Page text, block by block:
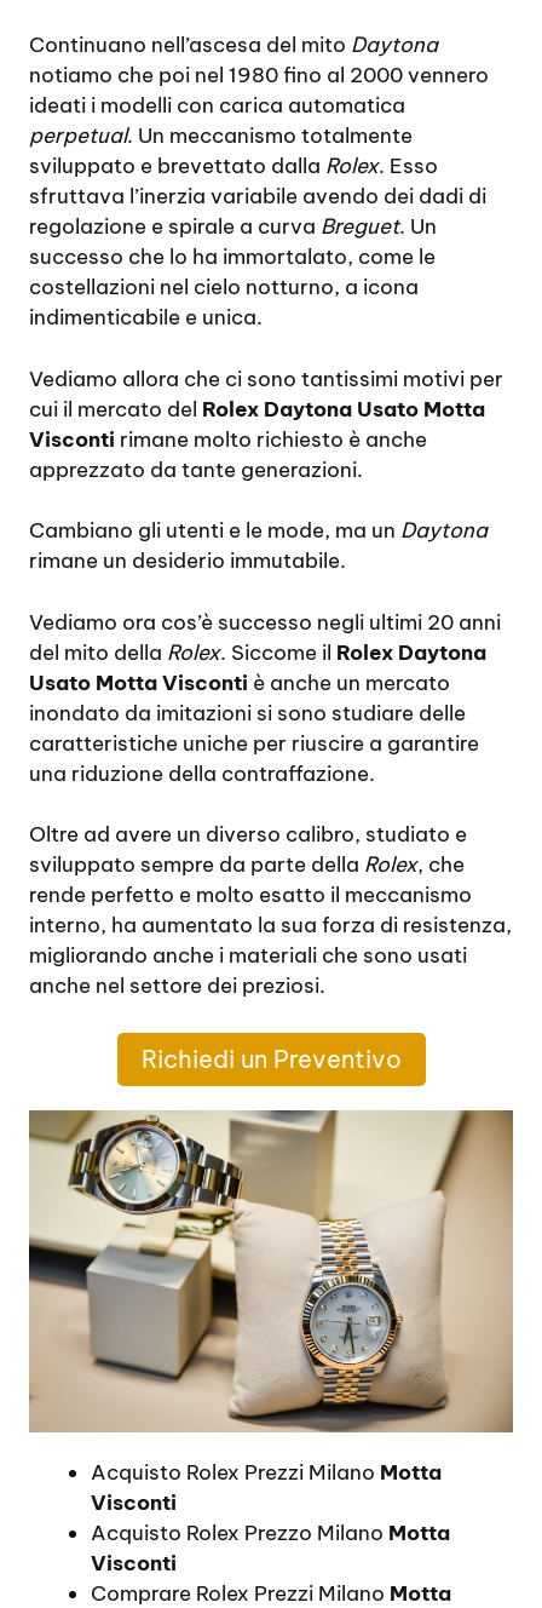
Continuano nell’ascesa del mito Daytona
notiamo che poi nel 1980 fino al 2000 vennero
ideati i modelli con carica automatica
perpetual. Un meccanismo totalmente
sviluppato e brevettato dalla Rolex. Esso
sfruttava l’inerzia variabile avendo dei dadi di
regolazione e spirale a curva Breguet. Un
successo che lo ha immortalato, come le
costellazioni nel cielo notturno, a icona
indimenticabile e unica.
Vediamo allora che ci sono tantissimi motivi per
cui il mercato del Rolex Daytona Usato Motta
Visconti rimane molto richiesto è anche
apprezzato da tante generazioni.
Cambiano gli utenti e le mode, ma un Daytona
rimane un desiderio immutabile.
Vediamo ora cos’è successo negli ultimi 20 anni
del mito della Rolex. Siccome il Rolex Daytona
Usato Motta Visconti è anche un mercato
inondato da imitazioni si sono studiare delle
caratteristiche uniche per riuscire a garantire
una riduzione della contraffazione.
Oltre ad avere un diverso calibro, studiato e
sviluppato sempre da parte della Rolex, che
rende perfetto e molto esatto il meccanismo
interno, ha aumentato la sua forza di resistenza,
migliorando anche i materiali che sono usati
anche nel settore dei preziosi.
Richiedi un Preventivo
Acquisto Rolex Prezzi Milano Motta
Visconti
Acquisto Rolex Prezzo Milano Motta
Visconti
Comprare Rolex Prezzi Milano Motta